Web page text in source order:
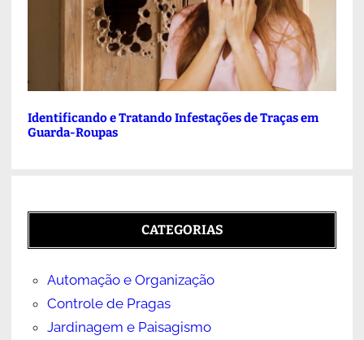
Identificando e Tratando Infestações de Traças em
Guarda-Roupas
CATEGORIAS
Automação e Organização
Controle de Pragas
Jardinagem e Paisagismo